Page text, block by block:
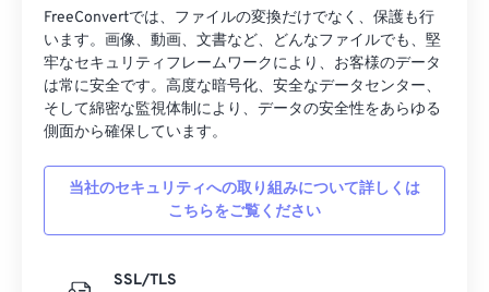
FreeConvertでは、ファイルの変換だけでなく、保護も行
います。画像、動画、文書など、どんなファイルでも、堅
牢なセキュリティフレームワークにより、お客様のデータ
は常に安全です。高度な暗号化、安全なデータセンター、
そして綿密な監視体制により、データの安全性をあらゆる
側面から確保しています。
当社のセキュリティへの取り組みについて詳しくは
こちらをご覧ください
SSL/TLS